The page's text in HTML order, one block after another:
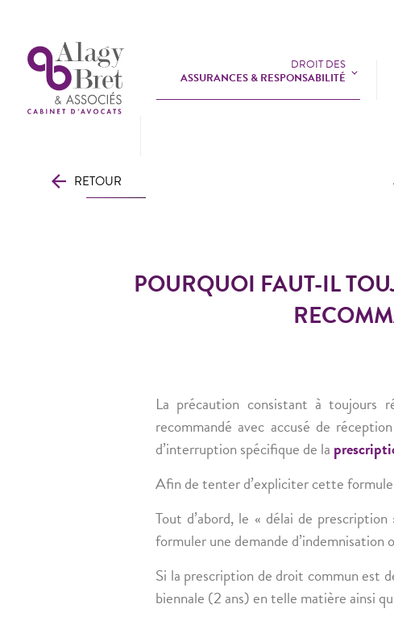
DROIT DES
ASSURANCES & RESPONSABILITÉ
RETOUR
POURQUOI FAUT-IL
La précaution consistant à toujours
recommandé avec accusé de
d’interruption spécifique de la
Afin de tenter d’expliciter cette
Tout d’abord, le « délai de
formuler une demande d’indemnisation
Si la prescription de droit commun est
biennale (2 ans) en telle matière ainsi